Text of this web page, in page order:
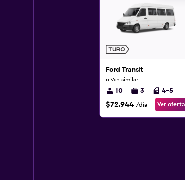
Ford Transit
o Van similar
10 3 4-5
$72.944 /día Ver oferta